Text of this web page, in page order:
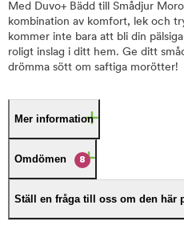
Med Duvo+ Bädd till Smådjur
kombination av komfort, lek och
kommer inte bara att bli din
roligt inslag i ditt hem. Ge ditt
drömma sött om saftiga morötter!
Mer information
Omdömen 8
Ställ en fråga till oss om den här